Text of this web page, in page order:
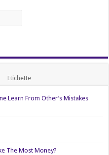
Etichette
Learn From Other’s Mistakes
The Most Money?